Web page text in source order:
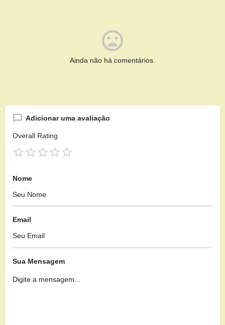
Ainda não há comentários.
Adicionar uma avaliação
Overall Rating
Nome
Email
Sua Mensagem